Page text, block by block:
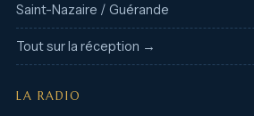
Saint-Nazaire / Guérande
Tout sur la réception →
LA RADIO